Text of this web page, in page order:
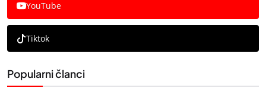
YouTube
Tiktok
Popularni članci